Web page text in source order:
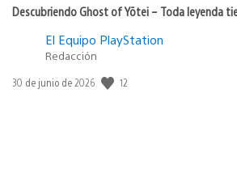
Descubriendo Ghost of Yōtei – Toda leyenda
El Equipo PlayStation
Redacción
Fecha
30 de junio de 2026 12